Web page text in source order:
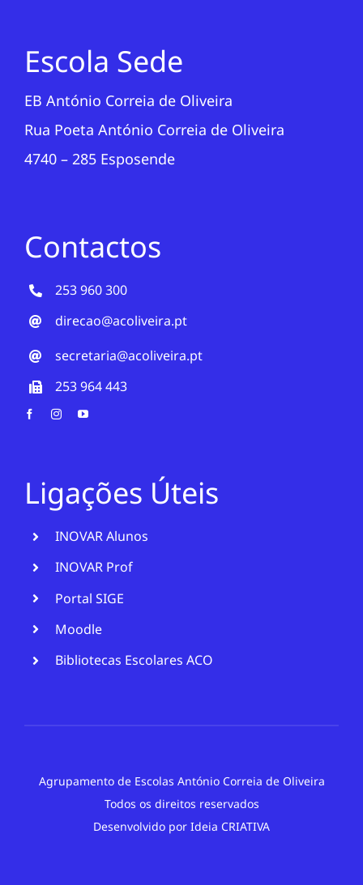
Escola Sede
EB António Correia de Oliveira
Rua Poeta António Correia de Oliveira
4740 – 285 Esposende
Contactos
253 960 300
direcao@acoliveira.pt
secretaria@acoliveira.pt
253 964 443
Ligações Úteis
INOVAR Alunos
INOVAR Prof
Portal SIGE
Moodle
Bibliotecas Escolares ACO
Agrupamento de Escolas António Correia de Oliveira
Todos os direitos reservados
Desenvolvido por Ideia CRIATIVA